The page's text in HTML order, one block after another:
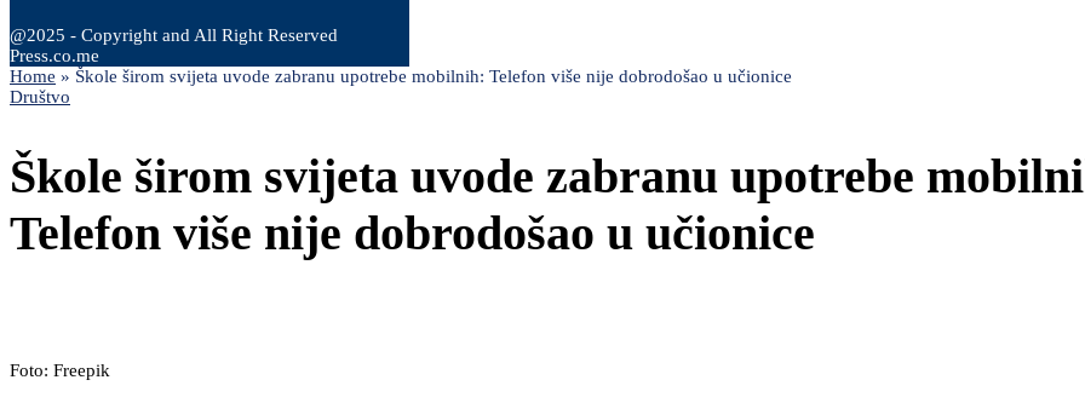
@2025 - Copyright and All Right Reserved
Press.co.me
Home » Škole širom svijeta uvode zabranu upotrebe mobilnih: Telefon više nije dobrodošao u učionice
Društvo
Škole širom svijeta uvode zabranu upotrebe
Telefon više nije dobrodošao u učionice
Foto: Freepik